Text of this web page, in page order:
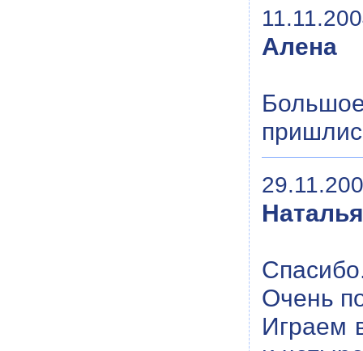
Алена
Наталья
Очень
Играем